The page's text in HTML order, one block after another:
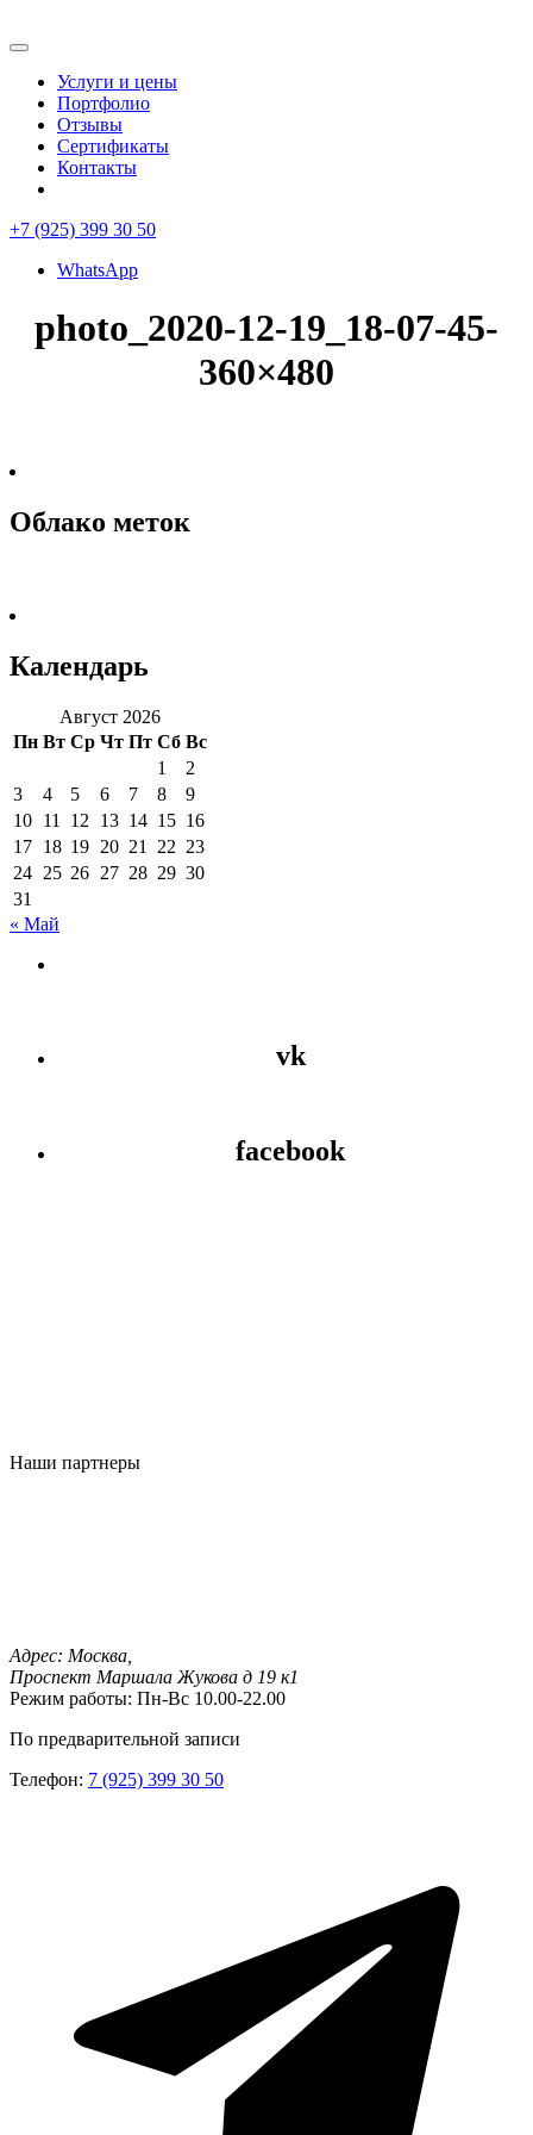
Услуги и цены
Портфолио
Отзывы
Сертификаты
Контакты
+7 (925) 399 30 50
WhatsApp
photo_2020-12-19_18-07-45-
360×480
Облако меток
Календарь
Август 2026
Пн Вт Ср Чт Пт Сб Вс
1
2
3
4 5 6 7 8
9
10 11 12 13 14 15 16
17 18 19 20 21 22 23
24 25 26 27 28 29 30
31
« Май
vk
facebook
Наши партнеры
Адрес: Москва,
Проспект Маршала Жукова д 19 к1
Режим работы: Пн-Вс 10.00-22.00
По предварительной записи
Телефон: 7 (925) 399 30 50